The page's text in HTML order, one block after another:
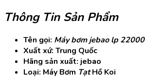
Thông Tin Sản Phẩm
Tên gọi: Máy bơm jebao lp 22000
Xuất xứ: Trung Quốc
Hãng sản xuất: jebao
Loại: Máy Bơm TạtHồ Koi